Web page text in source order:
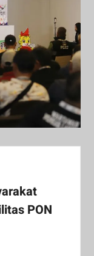
PON